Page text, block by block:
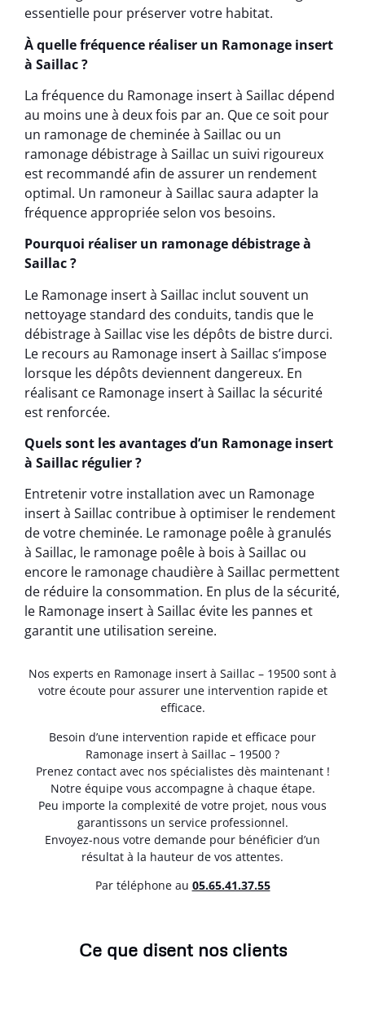
essentielle pour préserver votre habitat.
À quelle fréquence réaliser un Ramonage insert
à Saillac ?
La fréquence du Ramonage insert à Saillac dépend
au moins une à deux fois par an. Que ce soit pour
un ramonage de cheminée à Saillac ou un
ramonage débistrage à Saillac un suivi rigoureux
est recommandé afin de assurer un rendement
optimal. Un ramoneur à Saillac saura adapter la
fréquence appropriée selon vos besoins.
Pourquoi réaliser un ramonage débistrage à
Saillac ?
Le Ramonage insert à Saillac inclut souvent un
nettoyage standard des conduits, tandis que le
débistrage à Saillac vise les dépôts de bistre durci.
Le recours au Ramonage insert à Saillac s’impose
lorsque les dépôts deviennent dangereux. En
réalisant ce Ramonage insert à Saillac la sécurité
est renforcée.
Quels sont les avantages d’un Ramonage insert
à Saillac régulier ?
Entretenir votre installation avec un Ramonage
insert à Saillac contribue à optimiser le rendement
de votre cheminée. Le ramonage poêle à granulés
à Saillac, le ramonage poêle à bois à Saillac ou
encore le ramonage chaudière à Saillac permettent
de réduire la consommation. En plus de la sécurité,
le Ramonage insert à Saillac évite les pannes et
garantit une utilisation sereine.
Nos experts en Ramonage insert à Saillac – 19500 sont à
votre écoute pour assurer une intervention rapide et
efficace.
Besoin d’une intervention rapide et efficace pour
Ramonage insert à Saillac – 19500 ?
Prenez contact avec nos spécialistes dès maintenant !
Notre équipe vous accompagne à chaque étape.
Peu importe la complexité de votre projet, nous vous
garantissons un service professionnel.
Envoyez-nous votre demande pour bénéficier d’un
résultat à la hauteur de vos attentes.
Par téléphone au 05.65.41.37.55
Ce que disent nos clients